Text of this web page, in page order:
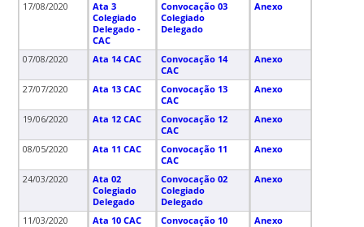
17/08/2020
Ata 3
Colegiado
Delegado -
CAC
Convocação 03
Colegiado
Delegado
Anexo
07/08/2020 Ata 14 CAC
Convocação 14
CAC
Anexo
27/07/2020 Ata 13 CAC
Convocação 13
CAC
Anexo
19/06/2020 Ata 12 CAC
Convocação 12
CAC
Anexo
08/05/2020 Ata 11 CAC
Convocação 11
CAC
Anexo
24/03/2020
Ata 02
Colegiado
Delegado
Convocação 02
Colegiado
Delegado
Anexo
11/03/2020 Ata 10 CAC
Convocação 10
Anexo